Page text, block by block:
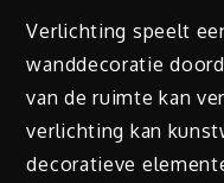
Verlichting speelt
wanddecoratie
van de ruimte kan
verlichting kan
decoratieve